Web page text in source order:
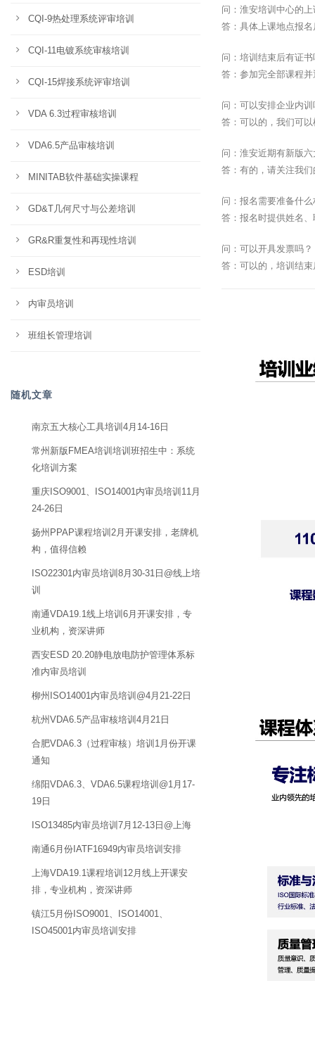
问：淮安培训中心的
答：具体上课地点报
问：培训结束后有证书
答：参加完全部课程
问：可以安排企业内训
答：可以的，我们可
问：淮安近期有新版
答：有的，请关注我
问：报名需要准备什
答：报名时提供姓名
问：可以开具发票吗？
答：可以的，培训结
CQI-9热处理系统评审培训
CQI-11电镀系统审核培训
CQI-15焊接系统评审培训
VDA 6.3过程审核培训
VDA6.5产品审核培训
MINITAB软件基础实操课程
GD&T几何尺寸与公差培训
GR&R重复性和再现性培训
ESD培训
内审员培训
班组长管理培训
随机文章
南京五大核心工具培训4月14-16日
常州新版FMEA培训培训班招生中：系统
化培训方案
重庆ISO9001、ISO14001内审员培训11月
24-26日
扬州PPAP课程培训2月开课安排，老牌机
构，值得信赖
ISO22301内审员培训8月30-31日@线上培
训
南通VDA19.1线上培训6月开课安排，专
业机构，资深讲师
西安ESD 20.20静电放电防护管理体系标
准内审员培训
柳州ISO14001内审员培训@4月21-22日
杭州VDA6.5产品审核培训4月21日
合肥VDA6.3（过程审核）培训1月份开课
通知
绵阳VDA6.3、VDA6.5课程培训@1月17-
19日
ISO13485内审员培训7月12-13日@上海
南通6月份IATF16949内审员培训安排
上海VDA19.1课程培训12月线上开课安
排，专业机构，资深讲师
镇江5月份ISO9001、ISO14001、
ISO45001内审员培训安排